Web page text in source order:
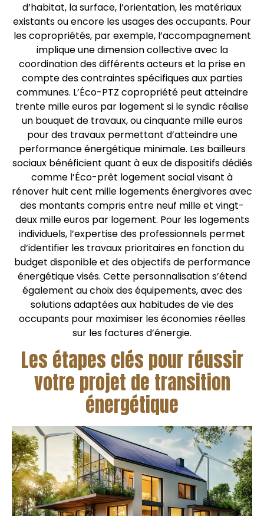
d’habitat, la surface, l’orientation, les matériaux
existants ou encore les usages des occupants. Pour
les copropriétés, par exemple, l’accompagnement
implique une dimension collective avec la
coordination des différents acteurs et la prise en
compte des contraintes spécifiques aux parties
communes. L’Éco-PTZ copropriété peut atteindre
trente mille euros par logement si le syndic réalise
un bouquet de travaux, ou cinquante mille euros
pour des travaux permettant d’atteindre une
performance énergétique minimale. Les bailleurs
sociaux bénéficient quant à eux de dispositifs dédiés
comme l’Éco-prêt logement social visant à
rénover huit cent mille logements énergivores avec
des montants compris entre neuf mille et vingt-
deux mille euros par logement. Pour les logements
individuels, l’expertise des professionnels permet
d’identifier les travaux prioritaires en fonction du
budget disponible et des objectifs de performance
énergétique visés. Cette personnalisation s’étend
également au choix des équipements, avec des
solutions adaptées aux habitudes de vie des
occupants pour maximiser les économies réelles
sur les factures d’énergie.
Les étapes clés pour réussir
votre projet de transition
énergétique